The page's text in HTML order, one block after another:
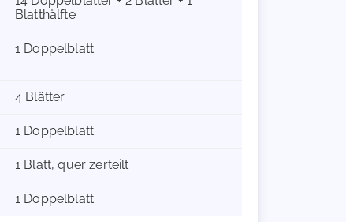
Blatthälfte
1 Doppelblatt
4 Blätter
1 Doppelblatt
1 Blatt, quer zerteilt
1 Doppelblatt